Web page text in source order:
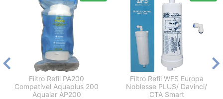
Filtro Refil PA200
Compatível Aquaplus 200
Aqualar AP200
Filtro Refil WFS Europa
Noblesse PLUS/ Davinci/
CTA Smart